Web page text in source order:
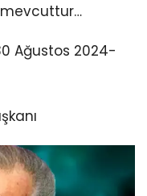
Ağustos 2024-